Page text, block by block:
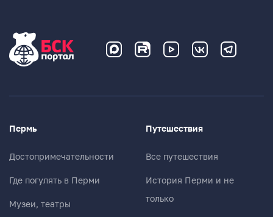
Пермь
Достопримечательности
Где погулять в Перми
Музеи, театры
Путешествия
Все путешествия
История Перми и не
только